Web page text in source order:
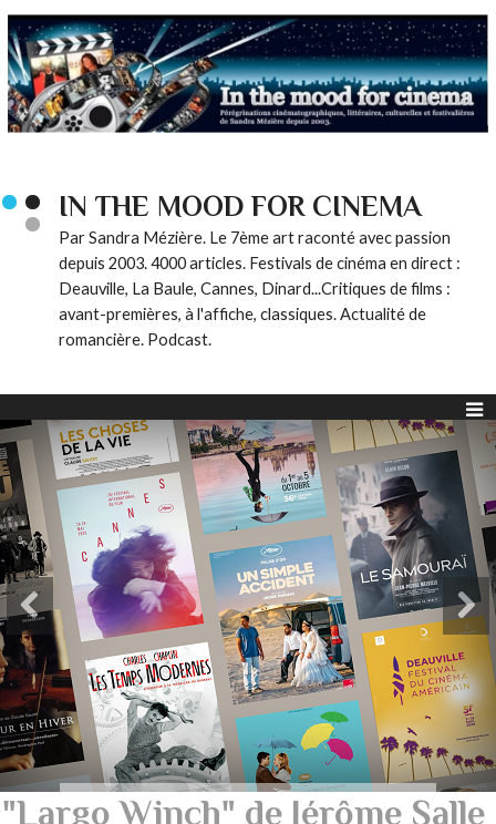
IN THE MOOD FOR CINEMA
Par Sandra Mézière. Le 7ème art raconté avec passion
depuis 2003. 4000 articles. Festivals de cinéma en direct :
Deauville, La Baule, Cannes, Dinard...Critiques de films :
avant-premières, à l'affiche, classiques. Actualité de
romancière. Podcast.
"Largo Winch" de Jérôme Salle